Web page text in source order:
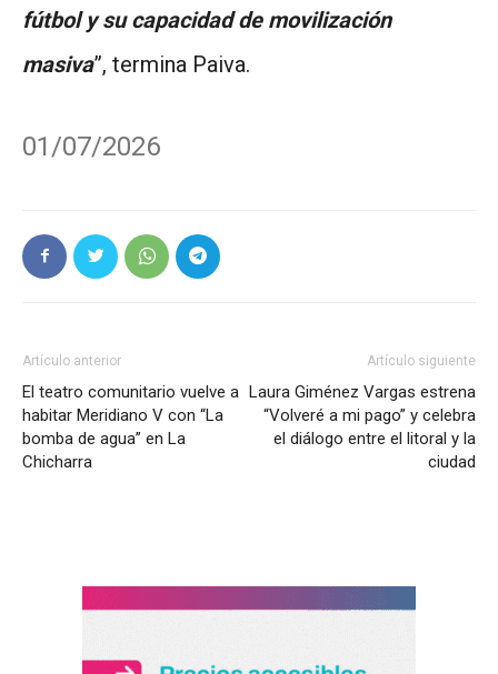
fútbol y su capacidad de movilización
masiva”, termina Paiva.
01/07/2026
Artículo anterior
El teatro comunitario vuelve a
habitar Meridiano V con “La
bomba de agua” en La
Chicharra
Artículo siguiente
Laura Giménez Vargas estrena
“Volveré a mi pago” y celebra
el diálogo entre el litoral y la
ciudad